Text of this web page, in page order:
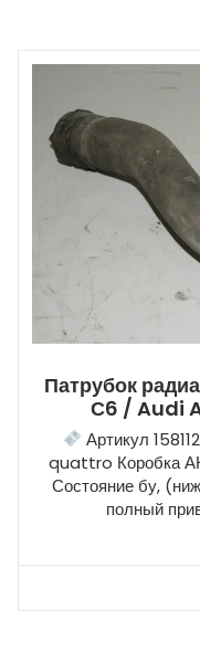
Патрубок
С6 / Audi
Артикул
quattro Коробка
Состояние бу,
полный